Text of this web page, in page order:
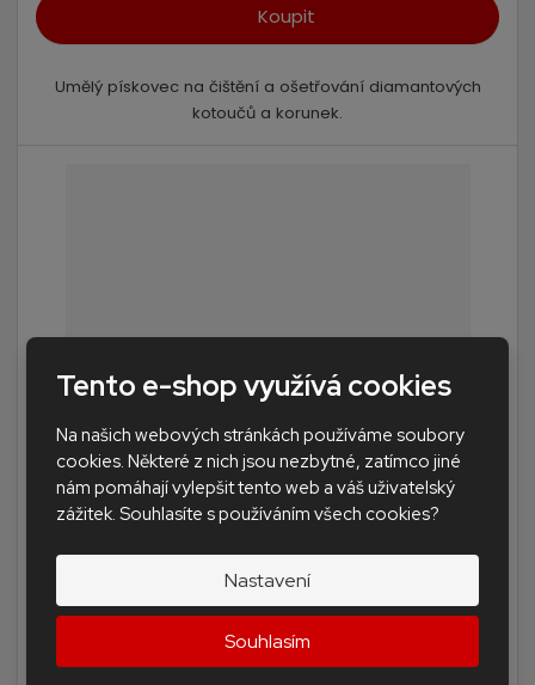
Tento e-shop využívá cookies
Na našich webových stránkách používáme soubory
cookies. Některé z nich jsou nezbytné, zatímco jiné
nám pomáhají vylepšit tento web a váš uživatelský
zážitek. Souhlasíte s používáním všech cookies?
Nastavení
Souhlasím
Koupit
Umělý pískovec na čištění a ošetřování diamantových
kotoučů a korunek.
395, čistící brus na diamantové nástroje
na dotaz
Detail
PRODEJ SKONČIL.